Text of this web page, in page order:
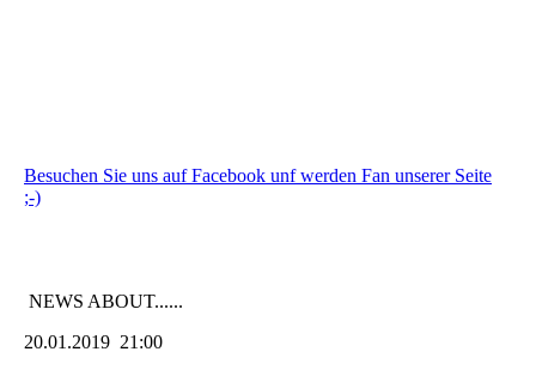
Besuchen Sie uns auf Facebook unf werden Fan unserer Seite
;-)
NEWS ABOUT......
20.01.2019 21:00